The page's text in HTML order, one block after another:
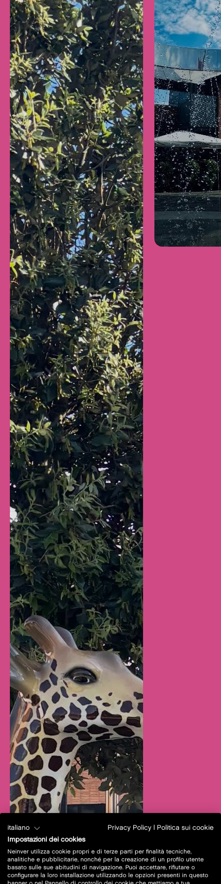
italiano Privacy Policy
Politica sui cookie
Impostazioni dei cookies
Neinver utilizza cookie propri e di terze parti per finalità tecniche,
analitiche e pubblicitarie, nonché per la creazione di un profilo utente
basato sulle sue abitudini di navigazione. Puoi accettare, rifiutare o
configurare la loro installazione utilizzando le opzioni presenti in questo